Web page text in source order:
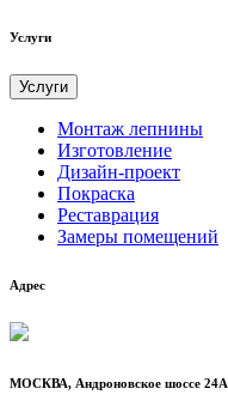
Услуги
Услуги
Монтаж лепнины
Изготовление
Дизайн-проект
Покраска
Реставрация
Замеры помещений
Адрес
МОСКВА, Андроновское шоссе 24А